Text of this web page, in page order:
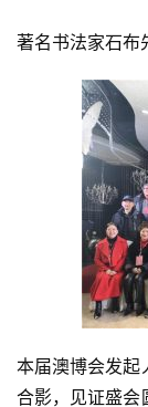
著名书法家石布
本届澳博会发起
合影，见证盛会